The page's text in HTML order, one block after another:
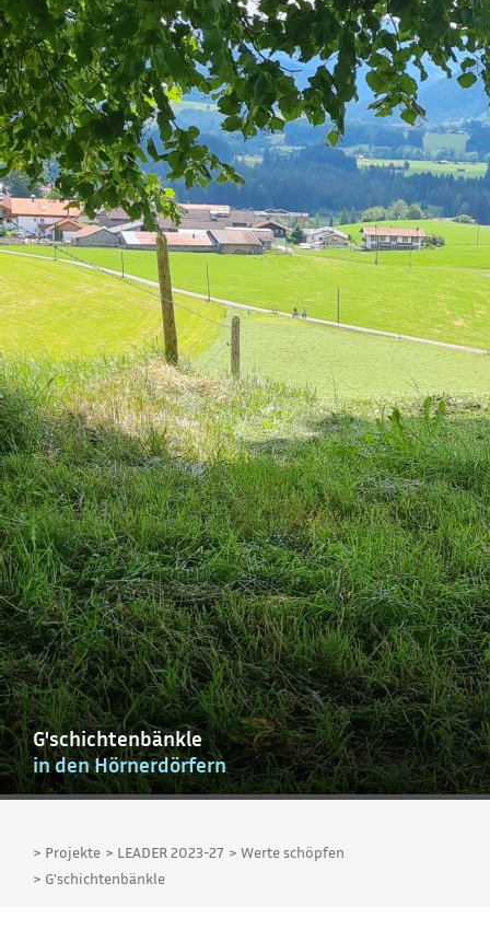
G'schichtenbänkle
in den Hörnerdörfern
> Projekte > LEADER 2023-27 > Werte schöpfen
> G'schichtenbänkle